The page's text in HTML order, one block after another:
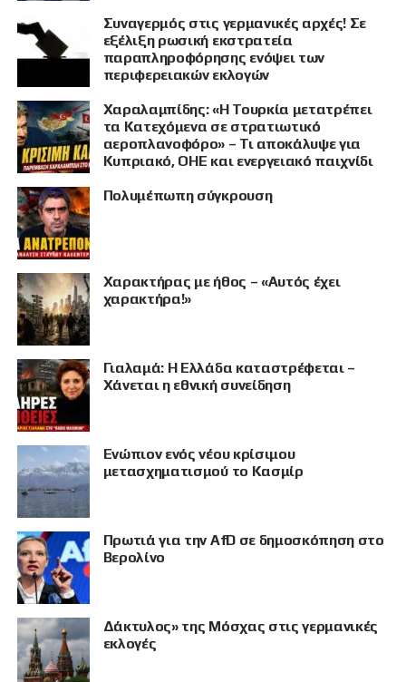
Συναγερμός στις γερμανικές αρχές! Σε
εξέλιξη ρωσική εκστρατεία
παραπληροφόρησης ενόψει των
περιφερειακών εκλογών
Χαραλαμπίδης: «Η Τουρκία μετατρέπει
τα Κατεχόμενα σε στρατιωτικό
αεροπλανοφόρο» – Τι αποκάλυψε για
Κυπριακό, ΟΗΕ και ενεργειακό παιχνίδι
Πολυμέπωπη σύγκρουση
Χαρακτήρας με ήθος – «Αυτός έχει
χαρακτήρα!»
Γιαλαμά: Η Ελλάδα καταστρέφεται –
Χάνεται η εθνική συνείδηση
Eνώπιον ενός νέου κρίσιμου
μετασχηματισμού το Κασμίρ
Πρωτιά για την AfD σε δημοσκόπηση στο
Βερολίνο
Δάκτυλος» της Μόσχας στις γερμανικές
εκλογές